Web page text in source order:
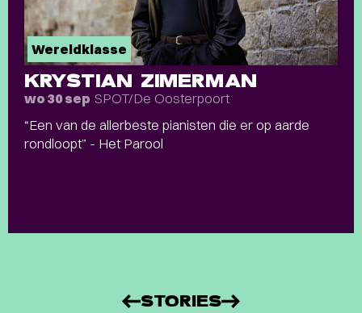
Wereldklasse
KRYSTIAN ZIMERMAN
wo 30 sep SPOT/De Oosterpoort
“Een van de allerbeste pianisten die er op aarde
rondloopt” - Het Parool
STORIES